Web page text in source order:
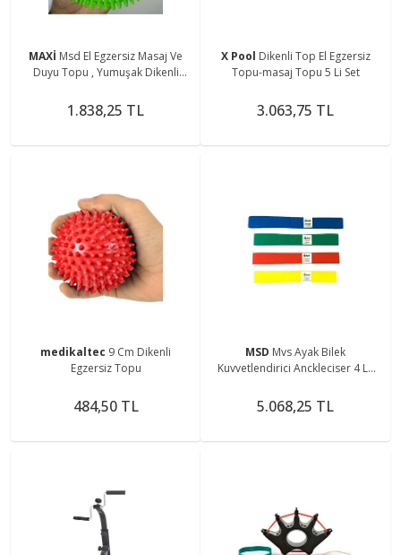
MAXİ Msd El Egzersiz Masaj Ve
Duyu Topu , Yumuşak Dikenli
1.838,25 TL
X Pool Dikenli Top El Egzersiz
Topu-masaj Topu 5 Li Set
3.063,75 TL
medikaltec 9 Cm Dikenli
Egzersiz Topu
484,50 TL
MSD Mvs Ayak Bilek
Kuvvetlendirici Anckleciser 4 Lü
5.068,25 TL